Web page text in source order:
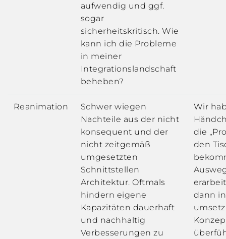
aufwendig und ggf.
sogar
sicherheitskritisch. Wie
kann ich die Probleme
in meiner
Integrationslandschaft
beheben?
Reanimation
Schwer wiegen
Nachteile aus der nicht
konsequent und der
nicht zeitgemäß
umgesetzten
Schnittstellen
Architektur. Oftmals
hindern eigene
Kapazitäten dauerhaft
und nachhaltig
Verbesserungen zu
Wir
die
den
dann